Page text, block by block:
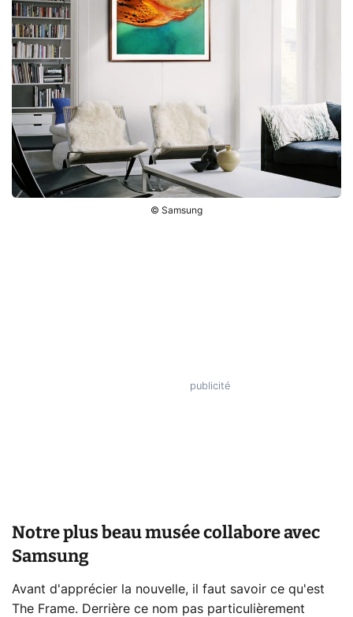
© Samsung
Notre plus beau musée collabore avec
Samsung
Avant d'apprécier la nouvelle, il faut savoir ce qu'est
The Frame. Derrière ce nom pas particulièrement